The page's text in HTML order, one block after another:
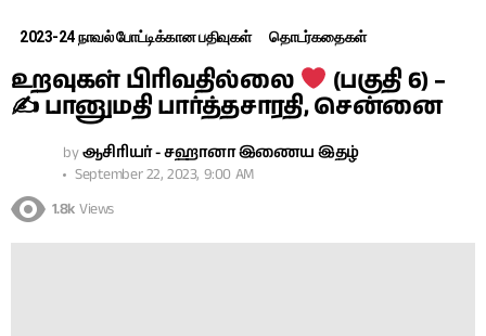
2023-24 நாவல் போட்டிக்கான பதிவுகள் தொடர்கதைகள்
உறவுகள் பிரிவதில்லை (பகுதி 6) –
✍ பானுமதி பார்த்தசாரதி, சென்னை
byஆசிரியர் - சஹானா இணைய இதழ்
September 22, 2023, 9:00 AM
1.8k Views